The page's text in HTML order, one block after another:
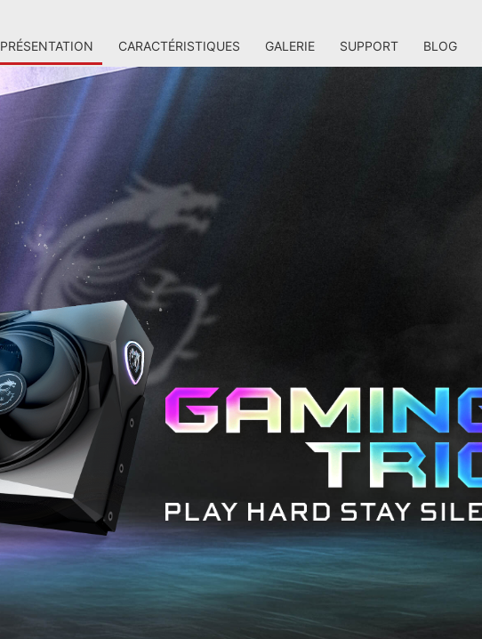
PRÉSENTATION CARACTÉRISTIQUES GALERIE SUPPORT BLOG